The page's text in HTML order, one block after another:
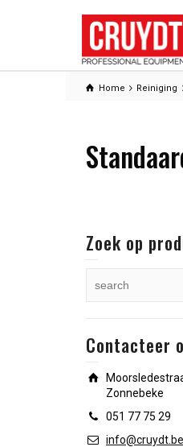
Home Reiniging
Zoek op
Contacteer
Zonnebeke
051 77 75 29
info@cruydt.be